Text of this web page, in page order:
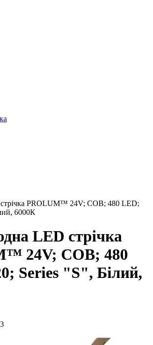
стрічка PROLUM™ 24V; СОВ; 480 LED;
6000К
LED стрічка
24V; СОВ; 480
Series "S", Білий,